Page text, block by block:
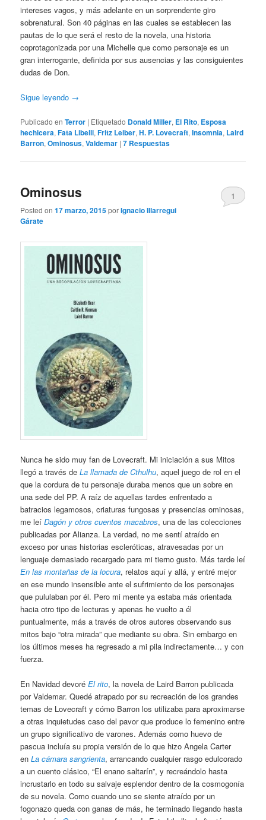
intereses vagos, y más adelante en un sorprendente giro
sobrenatural. Son 40 páginas en las cuales se establecen las
pautas de lo que será el resto de la novela, una historia
coprotagonizada por una Michelle que como personaje es un
gran interrogante, definida por sus ausencias y las consiguientes
dudas de Don.
Sigue leyendo →
Publicado en Terror | Etiquetado Donald Miller, El Rito, Esposa
hechicera,Fata Libelli,Fritz Leiber,H. P. Lovecraft,Insomnia, Laird
Barron,Ominosus,Valdemar |7 Respuestas
Ominosus
Posted on17 marzo, 2015porIgnacio Illarregui
Gárate
1
Nunca he sido muy fan de Lovecraft. Mi iniciación a sus Mitos
llegó a través deLa llamada de Cthulhu, aquel juego de rol en el
que la cordura de tu personaje duraba menos que un sobre en
una sede del PP. A raíz de aquellas tardes enfrentado a
batracios legamosos, criaturas fungosas y presencias ominosas,
me leíDagón y otros cuentos macabros, una de las colecciones
publicadas por Alianza. La verdad, no me sentí atraído en
exceso por unas historias escleróticas, atravesadas por un
lenguaje demasiado recargado para mi tierno gusto. Más tarde leí
En las montañas de la locura, relatos aquí y allá, y entré mejor
en ese mundo insensible ante el sufrimiento de los personajes
que pululaban por él. Pero mi mente ya estaba más orientada
hacia otro tipo de lecturas y apenas he vuelto a él
puntualmente, más a través de otros autores observando sus
mitos bajo “otra mirada” que mediante su obra. Sin embargo en
los últimos meses ha regresado a mi pila indirectamente… y con
fuerza.
En Navidad devoréEl rito, la novela de Laird Barron publicada
por Valdemar. Quedé atrapado por su recreación de los grandes
temas de Lovecraft y cómo Barron los utilizaba para aproximarse
a otras inquietudes caso del pavor que produce lo femenino entre
un grupo significativo de varones. Además como huevo de
pascua incluía su propia versión de lo que hizo Angela Carter
enLa cámara sangrienta, arrancando cualquier rasgo edulcorado
a un cuento clásico, “El enano saltarín”, y recreándolo hasta
incrustarlo en todo su salvaje esplendor dentro de la cosmogonía
de su novela. Como cuando uno se siente atraído por un
fogonazo queda con ganas de más, he terminado llegando hasta